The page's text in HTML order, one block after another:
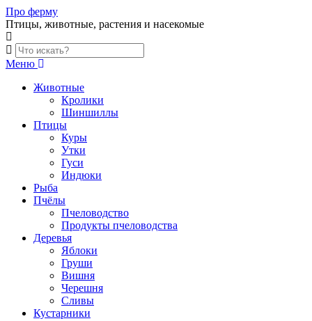
Skip
to
content
Про ферму
Птицы, животные, растения и насекомые
Меню
Животные
Кролики
Шиншиллы
Птицы
Куры
Утки
Гуси
Индюки
Рыба
Пчёлы
Пчеловодство
Продукты пчеловодства
Деревья
Яблоки
Груши
Вишня
Черешня
Сливы
Кустарники